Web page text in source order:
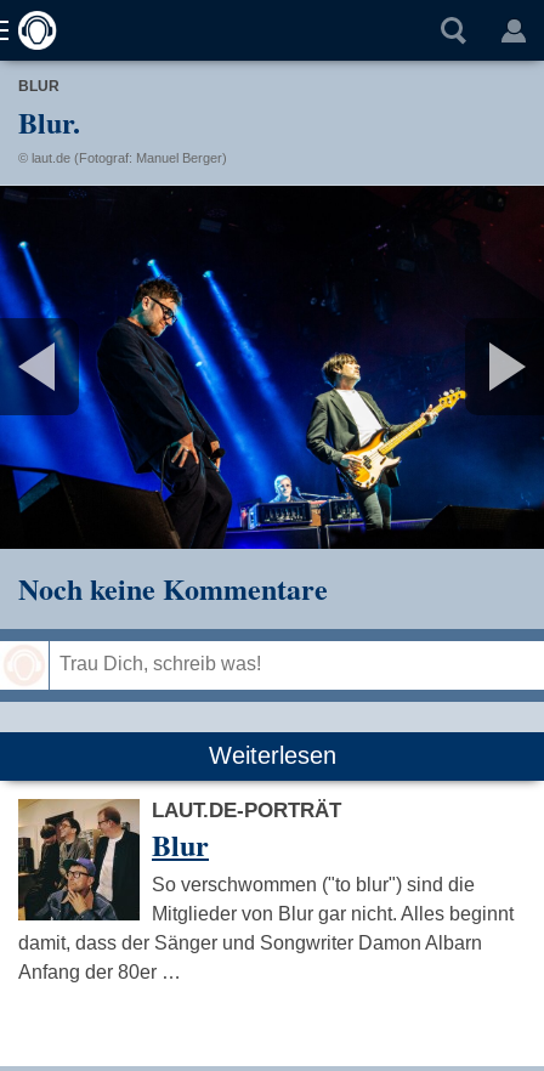
BLUR
Blur.
© laut.de (Fotograf: Manuel Berger)
Noch keine Kommentare
Weiterlesen
LAUT.DE-PORTRÄT
Blur
So verschwommen ("to blur") sind die
Mitglieder von Blur gar nicht. Alles beginnt
damit, dass der Sänger und Songwriter Damon Albarn
Anfang der 80er …